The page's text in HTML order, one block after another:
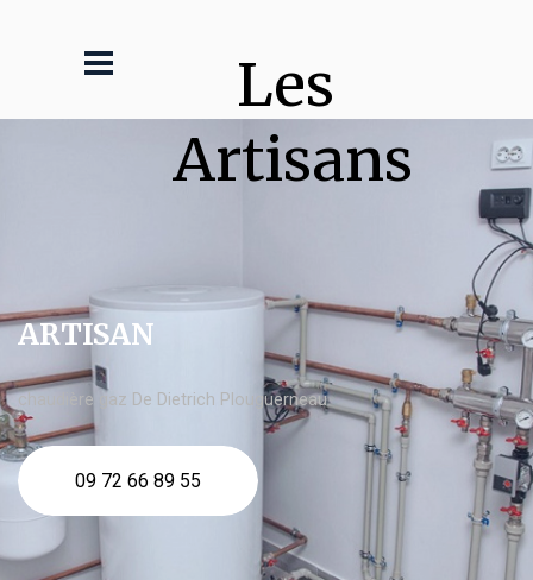
Les
Artisans
ARTISAN
chaudière gaz De Dietrich Plouguerneau
09 72 66 89 55